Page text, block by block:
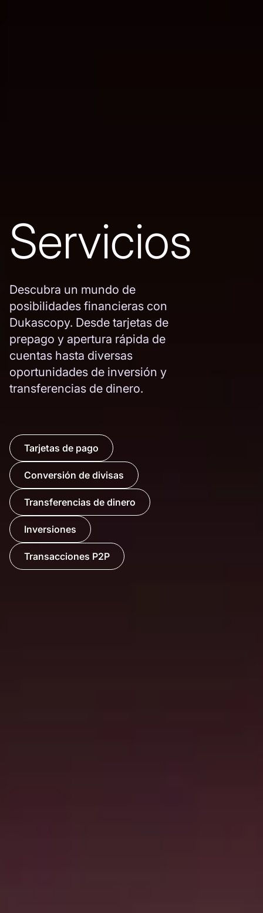
Servicios
Descubra un mundo de
posibilidades financieras con
Dukascopy. Desde tarjetas de
prepago y apertura rápida de
cuentas hasta diversas
oportunidades de inversión y
transferencias de dinero.
Tarjetas de pago
Conversión de divisas
Transferencias de dinero
Inversiones
Transacciones P2P